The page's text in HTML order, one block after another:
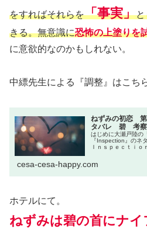
をすればそれらを「事実」と
きる。無意識に恐怖の上塗りを
に意欲的なのかもしれない。
中縹先生による『調整』はこち
ねずみの初恋
タバレ 碧 考察
はじめに大瀬戸陸の
『Inspection』のネ
Ｉｎｓｐｅｃｔｉ
cesa-cesa-happy.com
ホテルにて。
ねずみは碧の首にナ